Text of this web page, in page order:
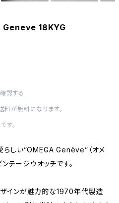
18KYG
認する
が無料になります。
す。
しい”OMEGA Genève”（オメ
テージウオッチです。
インが魅力的な1970年代製造